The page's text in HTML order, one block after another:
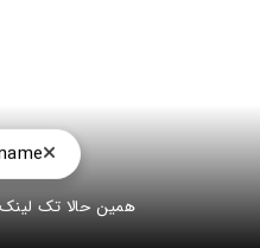
همین حالا تک